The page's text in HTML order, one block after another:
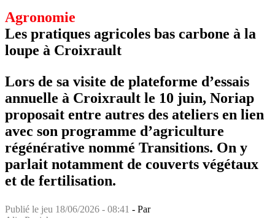
Agronomie
Les pratiques agricoles bas carbone à la
loupe à Croixrault
Lors de sa visite de plateforme d’essais
annuelle à Croixrault le 10 juin, Noriap
proposait entre autres des ateliers en lien
avec son programme d’agriculture
régénérative nommé Transitions. On y
parlait notamment de couverts végétaux
et de fertilisation.
Publié le jeu 18/06/2026 - 08:41 - Par